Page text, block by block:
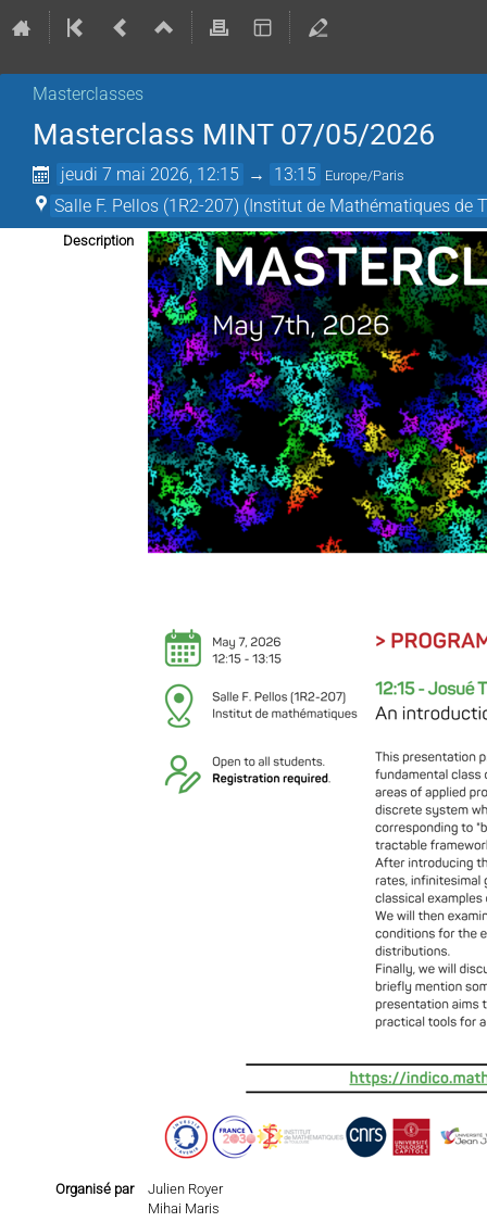
Masterclasses
Masterclass MINT 07/05/2026
jeudi 7 mai 2026, 12:15 → 13:15 Europe/Paris
Salle F. Pellos (1R2-207) (Institut de Mathématiques de
Description
Organisé par
Julien Royer
Mihai Maris